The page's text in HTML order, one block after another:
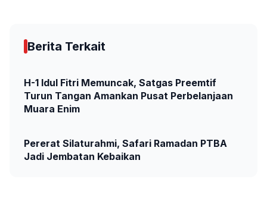
Berita Terkait
H-1 Idul Fitri Memuncak, Satgas Preemtif
Turun Tangan Amankan Pusat Perbelanjaan
Muara Enim
Pererat Silaturahmi, Safari Ramadan PTBA
Jadi Jembatan Kebaikan